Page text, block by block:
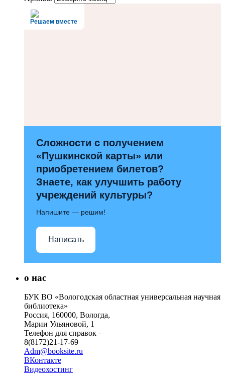
Решаем вместе
Сложности с получением
«Пушкинской карты» или
приобретением билетов?
Знаете, как улучшить работу
учреждений культуры?
Напишите — решим!
Написать
о нас
БУК ВО «Вологодская областная универсальная научная
библиотека»
Россия, 160000, Вологда,
Марии Ульяновой, 1
Телефон для справок –
8(8172)21-17-69
Adm@booksite.ru
ВКонтакте
Видеохостинг